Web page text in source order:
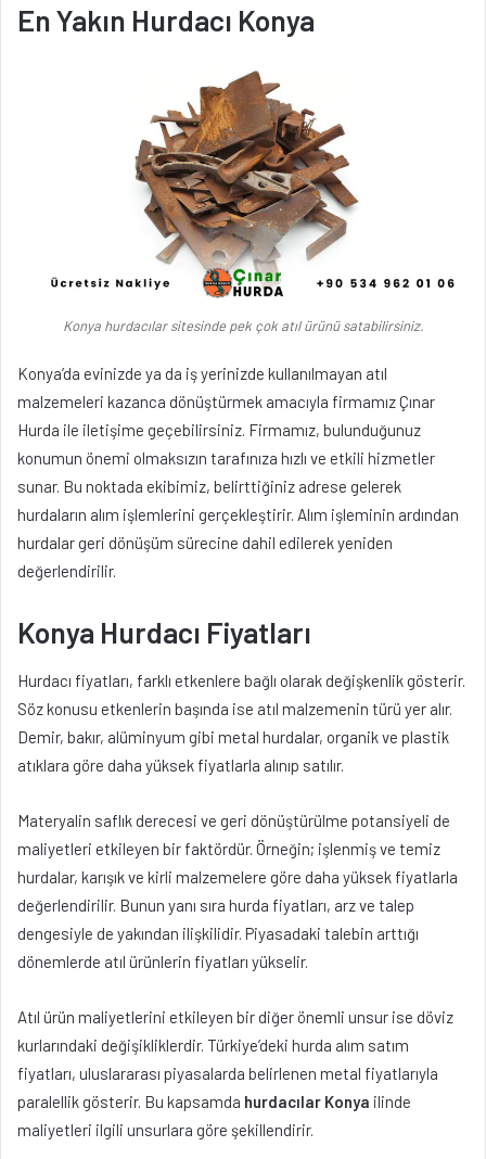
En Yakın Hurdacı Konya
Konya hurdacılar sitesinde pek çok atıl ürünü satabilirsiniz.
Konya’da evinizde ya da iş yerinizde kullanılmayan atıl
malzemeleri kazanca dönüştürmek amacıyla firmamız Çınar
Hurda ile iletişime geçebilirsiniz. Firmamız, bulunduğunuz
konumun önemi olmaksızın tarafınıza hızlı ve etkili hizmetler
sunar. Bu noktada ekibimiz, belirttiğiniz adrese gelerek
hurdaların alım işlemlerini gerçekleştirir. Alım işleminin ardından
hurdalar geri dönüşüm sürecine dahil edilerek yeniden
değerlendirilir.
Konya Hurdacı Fiyatları
Hurdacı fiyatları, farklı etkenlere bağlı olarak değişkenlik gösterir.
Söz konusu etkenlerin başında ise atıl malzemenin türü yer alır.
Demir, bakır, alüminyum gibi metal hurdalar, organik ve plastik
atıklara göre daha yüksek fiyatlarla alınıp satılır.
Materyalin saflık derecesi ve geri dönüştürülme potansiyeli de
maliyetleri etkileyen bir faktördür. Örneğin; işlenmiş ve temiz
hurdalar, karışık ve kirli malzemelere göre daha yüksek fiyatlarla
değerlendirilir. Bunun yanı sıra hurda fiyatları, arz ve talep
dengesiyle de yakından ilişkilidir. Piyasadaki talebin arttığı
dönemlerde atıl ürünlerin fiyatları yükselir.
Atıl ürün maliyetlerini etkileyen bir diğer önemli unsur ise döviz
kurlarındaki değişikliklerdir. Türkiye’deki hurda alım satım
fiyatları, uluslararası piyasalarda belirlenen metal fiyatlarıyla
paralellik gösterir. Bu kapsamda hurdacılar Konya ilinde
maliyetleri ilgili unsurlara göre şekillendirir.